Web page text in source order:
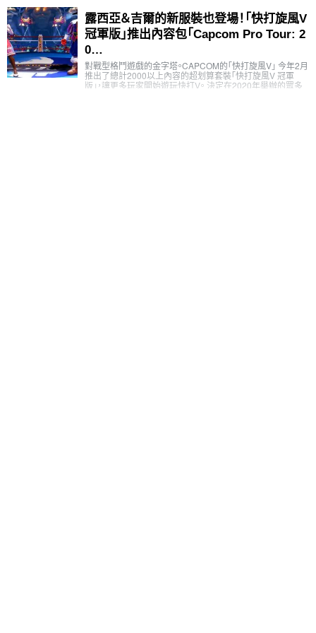
露西亞＆吉爾的新服裝也登場！「快打旋風V
冠軍版」推出內容包「Capcom Pro Tour: 2
0…
對戰型格鬥遊戲的金字塔。CAPCOM的「快打旋風V」 今年2月
推出了總計2000以上內容的超划算套裝「快打旋風V 冠軍
版」，讓更多玩家開始遊玩快打V。 決定在2020年舉辦的眾多